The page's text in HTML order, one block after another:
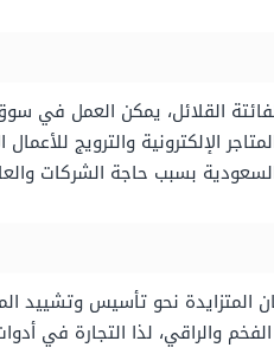
الفائتة القلائل، يمكن
الإلكترونية والترويج
بسبب حاجة الشركات
المتزايدة نحو تأسيس
والراقي، لذا التجارة في